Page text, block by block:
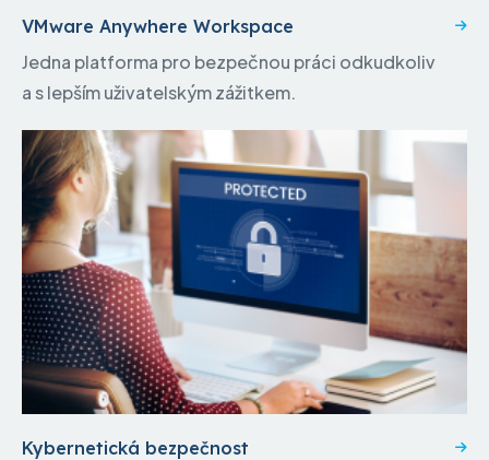
VMware Anywhere Workspace
Jedna platforma pro bezpečnou práci odkudkoliv
a s lepším uživatelským zážitkem.
Kybernetická bezpečnost